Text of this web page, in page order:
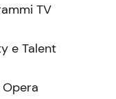
TV
e Talent